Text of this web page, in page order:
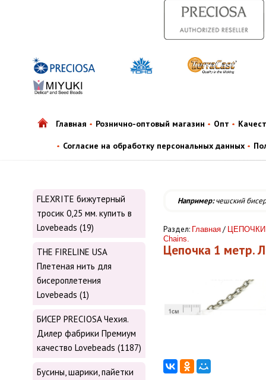
Главная Рознично-оптовый магазин Опт
Согласие на обработку персональных данных
FLEXRITE бижутерный
тросик 0,25 мм. купить в
Lovebeads (19)
THE FIRELINE USA
Плетеная нить для
бисероплетения
Lovebeads (1)
БИСЕР PRECIOSA Чехия.
Дилер фабрики Премиум
качество Lovebeads (1187)
Бусины, шарики, пайетки
Например:чешский бисер
Раздел: Главная /
Chains.
Цепочка 1 метр.